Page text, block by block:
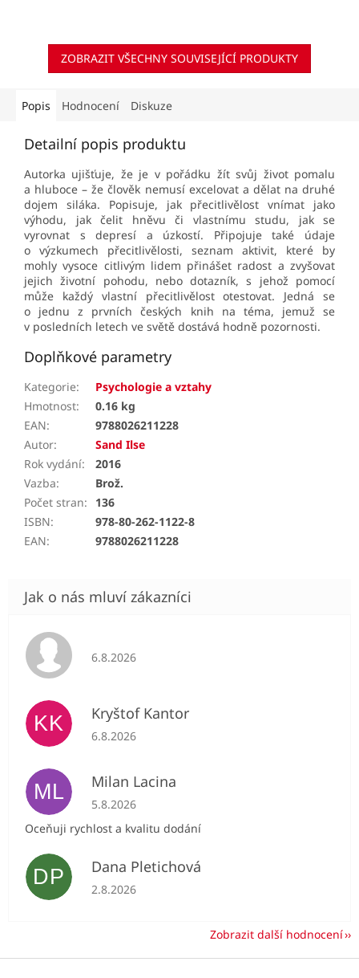
ZOBRAZIT VŠECHNY SOUVISEJÍCÍ PRODUKTY
Popis Hodnocení Diskuze
Detailní popis produktu
Autorka ujišťuje, že je v pořádku žít svůj život pomalu
a hluboce – že člověk nemusí excelovat a dělat na druhé
dojem siláka. Popisuje, jak přecitlivělost vnímat jako
výhodu, jak čelit hněvu či vlastnímu studu, jak se
vyrovnat s depresí a úzkostí. Připojuje také údaje
o výzkumech přecitlivělosti, seznam aktivit, které by
mohly vysoce citlivým lidem přinášet radost a zvyšovat
jejich životní pohodu, nebo dotazník, s jehož pomocí
může každý vlastní přecitlivělost otestovat. Jedná se
o jednu z prvních českých knih na téma, jemuž se
v posledních letech ve světě dostává hodně pozornosti.
Doplňkové parametry
Kategorie:
Psychologie a vztahy
Hmotnost:
0.16 kg
EAN:
9788026211228
Autor:
Sand Ilse
Rok vydání:
2016
Vazba:
Brož.
Počet stran:
136
ISBN:
978-80-262-1122-8
EAN: 9788026211228
Hodnocení obchodu je 5 z 5 hvězdiček.
6.8.2026
KK Kryštof Kantor
Hodnocení obchodu je 5 z 5 hvězdiček.
6.8.2026
ML Milan Lacina
Hodnocení obchodu je 5 z 5 hvězdiček.
5.8.2026
Oceňuji rychlost a kvalitu dodání
DP Dana Pletichová
Hodnocení obchodu je 5 z 5 hvězdiček.
2.8.2026
Zobrazit další hodnocení
Z